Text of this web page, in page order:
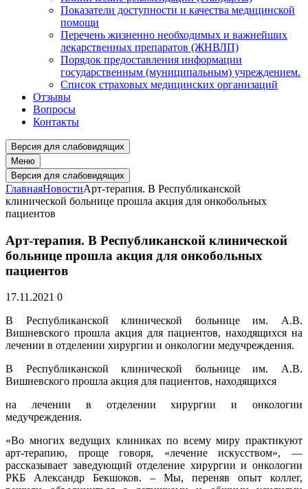
Показатели доступности и качества медицинской
помощи
Перечень жизненно необходимых и важнейших
лекарственных препаратов (ЖНВЛП)
Порядок предоставления информации
государственным (муниципальным) учреждением.
Список страховых медицинских организаций
Отзывы
Вопросы
Контакты
Версия для слабовидящих
Меню
Версия для слабовидящих
ГлавнаяНовостиАрт-терапия. В Республиканской
клинической больнице прошла акция для онкобольных
пациентов
Арт-терапия. В Республиканской клинической
больнице прошла акция для онкобольных
пациентов
17.11.2021 0
В Республиканской клинической больнице им. А.В.
Вишневского прошла акция для пациентов, находящихся на
лечении в отделении хирургии и онкологии медучреждения.
В Республиканской клинической больнице им. А.В.
Вишневского прошла акция для пациентов, находящихся
на лечении в отделении хирургии и онкологии
медучреждения.
«Во многих ведущих клиниках по всему миру практикуют
арт-терапию, проще говоря, «лечение искусством», —
рассказывает заведующий отделение хирургии и онкологии
РКБ Александр Бекшоков. – Мы, переняв опыт коллег,